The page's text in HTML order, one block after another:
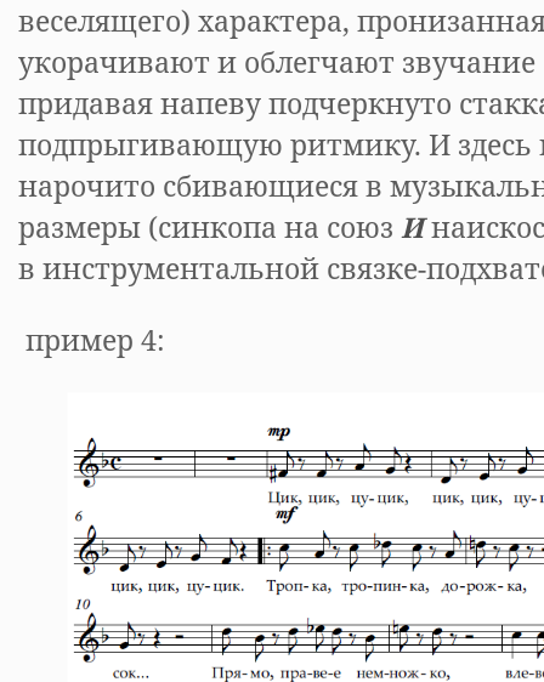
веселящего) характера,
укорачивают и облегчают звучание
придавая напеву подчеркнуто
подпрыгивающую ритмику. И здесь
нарочито сбивающиеся в
размеры (синкопа на союз И
в инструментальной связке-
пример 4: